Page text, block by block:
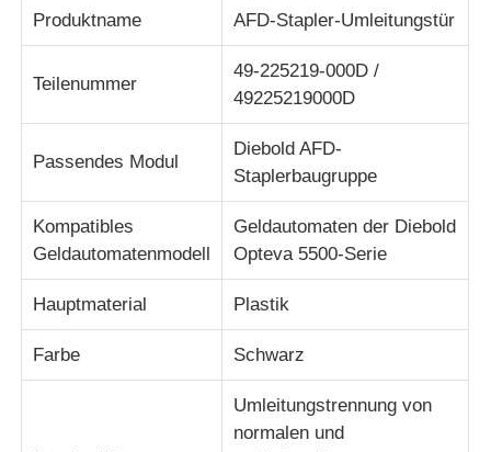
Produkte
Videos
Über uns
Fabrik Tour
Qualitätskontrolle
Kontakt
Produktname AFD-Stapler-Umleitungstür
Teilenummer
49-225219-000D /
49225219000D
Passendes Modul
Diebold AFD-
Staplerbaugruppe
Kompatibles
Geldautomatenmodell
Geldautomaten der Diebold
Opteva 5500-Serie
Hauptmaterial Plastik
Farbe Schwarz
Umleitungstrennung von
normalen und